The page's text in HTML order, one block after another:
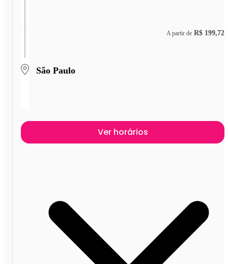
São Paulo
A partir de R$ 199,72
Ver horários